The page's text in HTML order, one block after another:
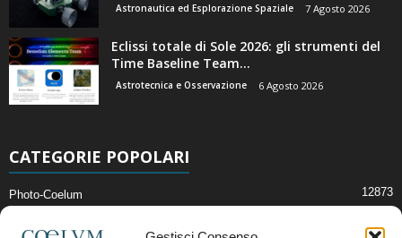
Astronautica ed Esplorazione Spaziale 7 Agosto 2026
Eclissi totale di Sole 2026: gli strumenti del
Time Baseline Team...
Astrotecnica e Osservazione 6 Agosto 2026
CATEGORIE POPOLARI
Photo-Coelum 12873